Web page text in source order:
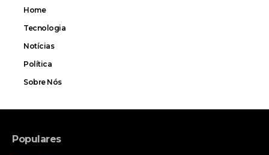
Home
Tecnologia
Notícias
Política
Sobre Nós
Populares